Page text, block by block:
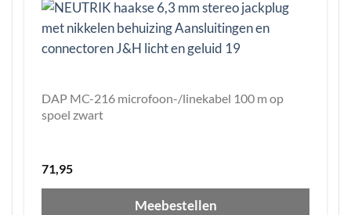
DAP MC-216 microfoon-/linekabel 100 m op
spoel zwart
71,95
Meebestellen